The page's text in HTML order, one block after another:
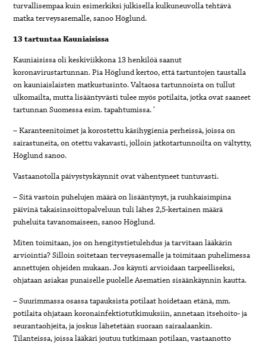
turvallisempaa kuin esimerkiksi julkisella kulkuneuvolla tehtävä
matka terveysasemalle, sanoo Höglund.
13 tartuntaa Kauniaisissa
Kauniaisissa oli keskiviikkona 13 henkilöä saanut
koronavirustartunnan. Pia Höglund kertoo, että tartuntojen taustalla
on kauniaislaisten matkustusinto. Valtaosa tartunnoista on tullut
ulkomailta, mutta lisääntyvästi tulee myös potilaita, jotka ovat saaneet
tartunnan Suomessa esim. tapahtumissa. ‘
– Karanteenitoimet ja korostettu käsihygienia perheissä, joissa on
sairastuneita, on otettu vakavasti, jolloin jatkotartunnoilta on vältytty,
Höglund sanoo.
Vastaanotolla päivystyskäynnit ovat vähentyneet tuntuvasti.
– Sitä vastoin puhelujen määrä on lisääntynyt, ja ruuhkaisimpina
päivinä takaisinsoittopalveluun tuli lähes 2,5-kertainen määrä
puheluita tavanomaiseen, sanoo Höglund.
Miten toimitaan, jos on hengitystietulehdus ja tarvitaan lääkärin
arviointia? Silloin soitetaan terveysasemalle ja toimitaan puhelimessa
annettujen ohjeiden mukaan. Jos käynti arvioidaan tarpeelliseksi,
ohjataan asiakas punaiselle puolelle Asematien sisäänkäynnin kautta.
– Suurimmassa osassa tapauksista potilaat hoidetaan etänä, mm.
potilaita ohjataan koronainfektiotutkimuksiin, annetaan itsehoito- ja
seurantaohjeita, ja joskus lähetetään suoraan sairaalaankin.
Tilanteissa, joissa lääkäri joutuu tutkimaan potilaan, vastaanotto